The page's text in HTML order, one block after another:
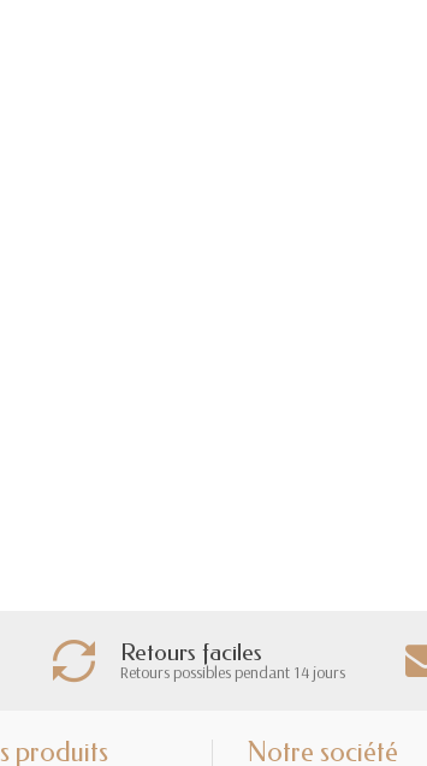
Retours faciles
Retours possibles pendant 14 jours
produits Notre société